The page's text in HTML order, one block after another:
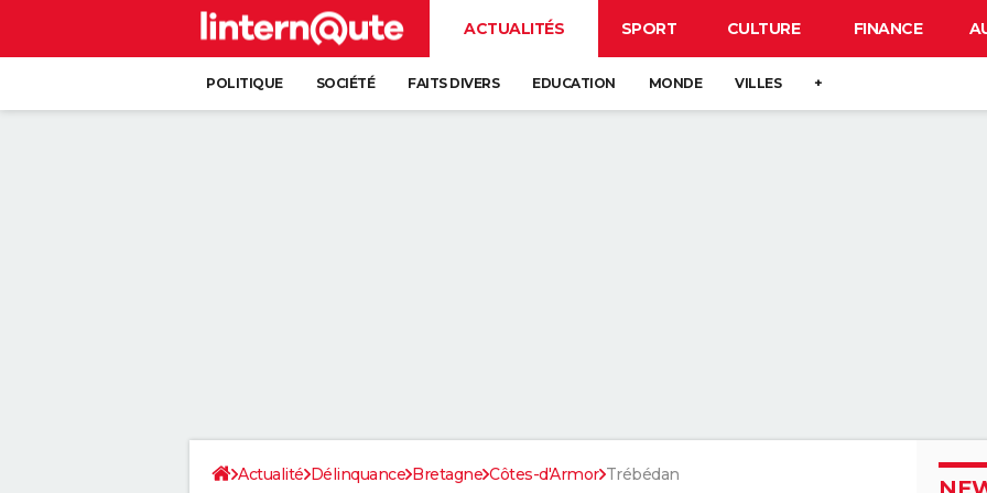
ACTUALITÉS SPORT CULTURE FINANCE
POLITIQUE SOCIÉTÉ FAITS DIVERS EDUCATION MONDE VILLES +
Actualité Délinquance Bretagne Côtes-d'Armor Trébédan